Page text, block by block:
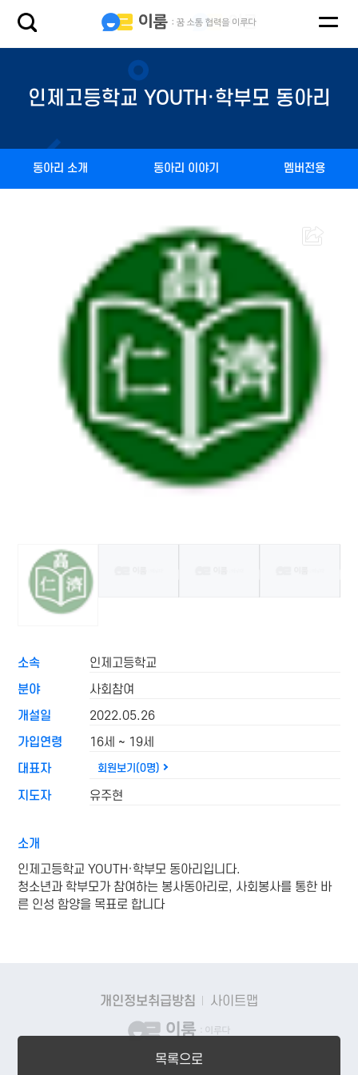
인제고등학교 YOUTH·학부모 동아리
동아리 소개 동아리 이야기 멤버전용
소속
인제고등학교
분야
사회참여
개설일
2022.05.26
가입연령
16세 ~ 19세
대표자
회원보기(0명)
지도자 유주현
목록으로
소개
인제고등학교 YOUTH·학부모 동아리입니다.
청소년과 학부모가 참여하는 봉사동아리로, 사회봉사를 통한 바
른 인성 함양을 목표로 합니다
개인정보취급방침 사이트맵